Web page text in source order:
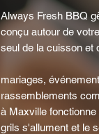
Always Fresh BBQ
conçu autour de
seul de la cuisson et
mariages,
rassemblements
à Maxville
grils s'allument et le